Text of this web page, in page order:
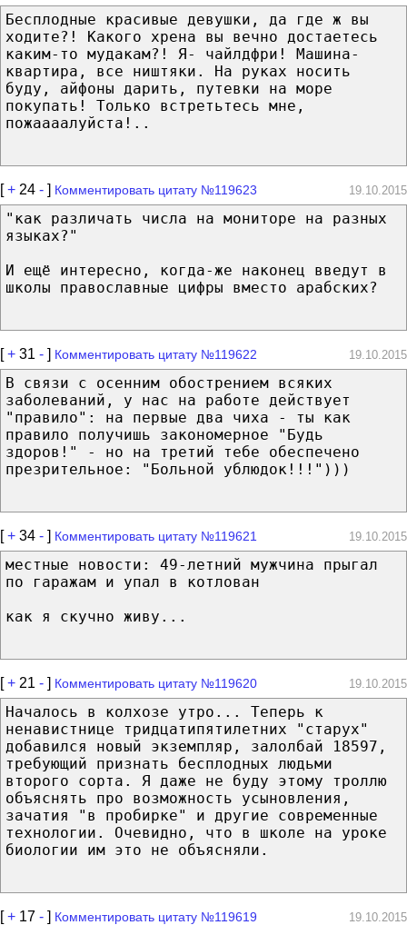
Бесплодные красивые девушки, да где ж вы
ходите?! Какого хрена вы вечно достаетесь
каким-то мудакам?! Я- чайлдфри! Машина-
квартира, все ништяки. На руках носить
буду, айфоны дарить, путевки на море
покупать! Только встретьтесь мне,
пожаааалуйста!..
[+ 24 - ] Комментировать цитату №119623 19.10.2015
"как различать числа на мониторе на разных
языках?"
И ещё интересно, когда-же наконец введут в
школы православные цифры вместо арабских?
[+ 31 - ] Комментировать цитату №119622 19.10.2015
В связи с осенним обострением всяких
заболеваний, у нас на работе действует
"правило": на первые два чиха - ты как
правило получишь закономерное "Будь
здоров!" - но на третий тебе обеспечено
презрительное: "Больной ублюдок!!!")))
[+ 34 - ] Комментировать цитату №119621 19.10.2015
местные новости: 49-летний мужчина прыгал
по гаражам и упал в котлован
как я скучно живу...
[+ 21 - ] Комментировать цитату №119620 19.10.2015
Началось в колхозе утро... Теперь к
ненавистнице тридцатипятилетних "старух"
добавился новый экземпляр, залолбай 18597,
требующий признать бесплодных людьми
второго сорта. Я даже не буду этому троллю
объяснять про возможность усыновления,
зачатия "в пробирке" и другие современные
технологии. Очевидно, что в школе на уроке
биологии им это не объясняли.
[+ 17 - ] Комментировать цитату №119619 19.10.2015